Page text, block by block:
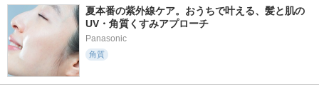
夏本番の紫外線ケア。おうちで叶える、髪と肌の
UV・角質くすみアプローチ
Panasonic
角質